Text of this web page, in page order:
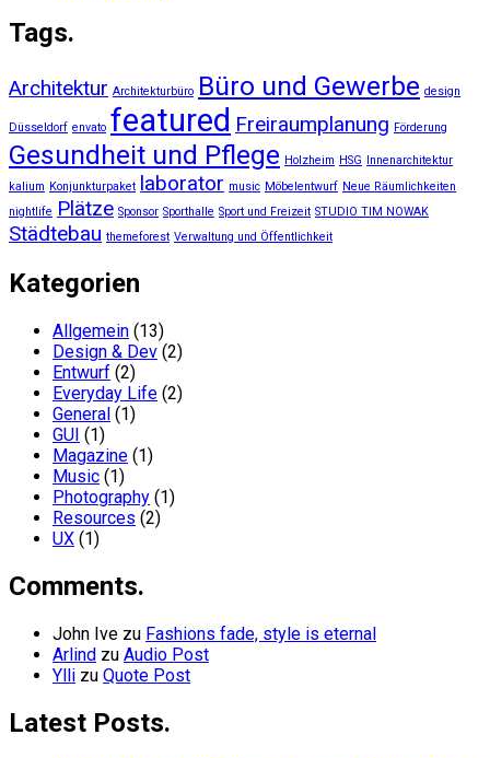
Tags.
Architektur Architekturbüro Büro und Gewerbe design
Düsseldorf envato featured Freiraumplanung Förderung
Gesundheit und Pflege Holzheim HSG
Innenarchitektur
kalium Konjunkturpaket laborator music Möbelentwurf Neue Räumlichkeiten
nightlife Plätze Sponsor Sporthalle Sport und Freizeit STUDIO TIM NOWAK
Städtebau themeforest Verwaltung und Öffentlichkeit
Kategorien
Allgemein (13)
Design & Dev (2)
Entwurf (2)
Everyday Life (2)
General (1)
GUI (1)
Magazine (1)
Music (1)
Photography (1)
Resources (2)
UX (1)
Comments.
John Ive zu Fashions fade, style is eternal
Arlind zu Audio Post
Ylli zu Quote Post
Latest Posts.